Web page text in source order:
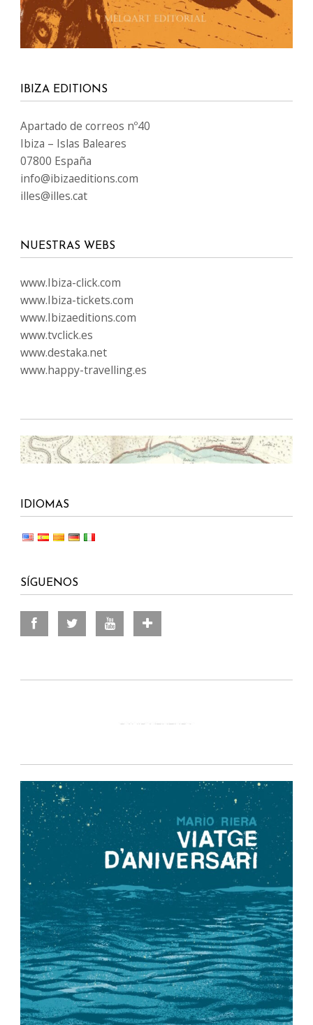
IBIZA EDITIONS
Apartado de correos nº40
Ibiza – Islas Baleares
07800 España
info@ibizaeditions.com
illes@illes.cat
NUESTRAS WEBS
www.Ibiza-click.com
www.Ibiza-tickets.com
www.Ibizaeditions.com
www.tvclick.es
www.destaka.net
www.happy-travelling.es
IDIOMAS
SÍGUENOS